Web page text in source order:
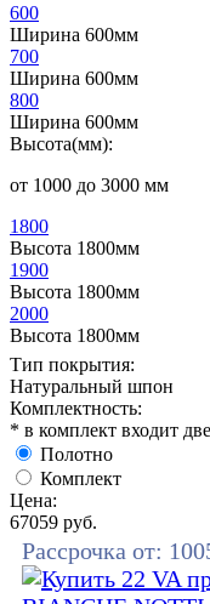
600
Ширина 600мм
700
Ширина 600мм
800
Ширина 600мм
Высота(мм):
от 1000 до 3000 мм
1800
Высота 1800мм
1900
Высота 1800мм
2000
Высота 1800мм
Тип покрытия:
Натуральный шпон
Комплектность:
* в комплект входит
Полотно
Комплект
Цена:
67059 руб.
Рассрочка от: